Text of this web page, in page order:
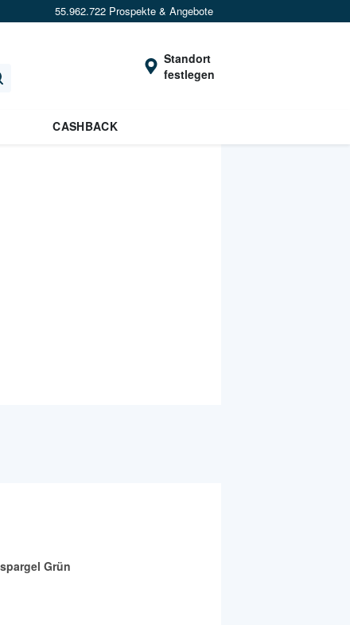
55.962.722 Prospekte & Angebote
Standort
festlegen
CASHBACK
Grün